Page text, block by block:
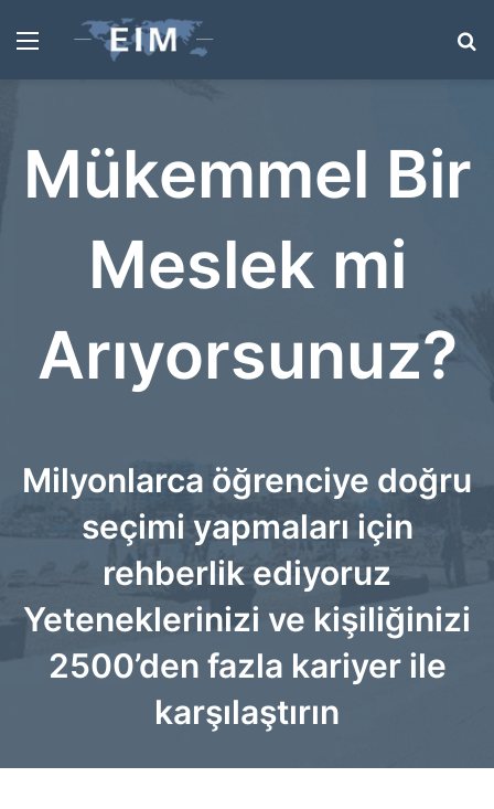
Menü
Mükemmel Bir
Meslek mi
Arıyorsunuz?
Milyonlarca öğrenciye doğru
seçimi yapmaları için
rehberlik ediyoruz
Yeteneklerinizi ve kişiliğinizi
2500’den fazla kariyer ile
karşılaştırın